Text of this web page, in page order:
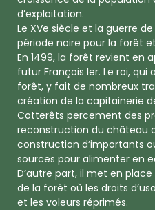
d’exploitation.
Le XVe siècle et la guerre
période noire pour la forêt
En 1499, la forêt revient en
futur François Ier. Le roi,
forêt, y fait de nombreux
création de la capitainerie
Cotterêts percement des
reconstruction du château
construction d’importants
sources pour alimenter en
D’autre part, il met en
de la forêt où les droits
et les voleurs réprimés.